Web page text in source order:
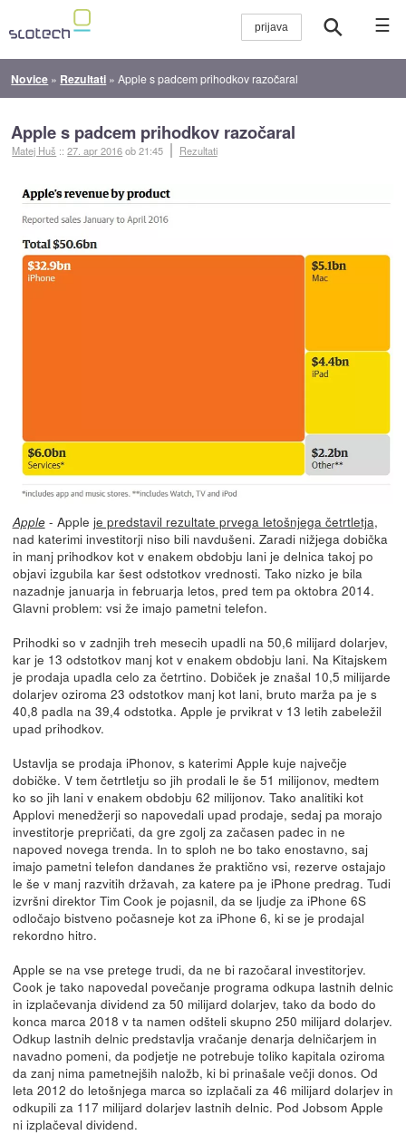
☰
Novice » Rezultati »Apple s padcem prihodkov razočaral
Apple s padcem prihodkov razočaral
Matej Huš ::27. apr 2016ob 21:45 Rezultati
Apple- Apple je predstavil rezultate prvega letošnjega četrtletja,
nad katerimi investitorji niso bili navdušeni. Zaradi nižjega dobička
in manj prihodkov kot v enakem obdobju lani je delnica takoj po
objavi izgubila kar šest odstotkov vrednosti. Tako nizko je bila
nazadnje januarja in februarja letos, pred tem pa oktobra 2014.
Glavni problem: vsi že imajo pametni telefon.
Prihodki so v zadnjih treh mesecih upadli na 50,6 milijard dolarjev,
kar je 13 odstotkov manj kot v enakem obdobju lani. Na Kitajskem
je prodaja upadla celo za četrtino. Dobiček je znašal 10,5 milijarde
dolarjev oziroma 23 odstotkov manj kot lani, bruto marža pa je s
40,8 padla na 39,4 odstotka. Apple je prvikrat v 13 letih zabeležil
upad prihodkov.
Ustavlja se prodaja iPhonov, s katerimi Apple kuje največje
dobičke. V tem četrtletju so jih prodali le še 51 milijonov, medtem
ko so jih lani v enakem obdobju 62 milijonov. Tako analitiki kot
Applovi menedžerji so napovedali upad prodaje, sedaj pa morajo
investitorje prepričati, da gre zgolj za začasen padec in ne
napoved novega trenda. In to sploh ne bo tako enostavno, saj
imajo pametni telefon dandanes že praktično vsi, rezerve ostajajo
le še v manj razvitih državah, za katere pa je iPhone predrag. Tudi
izvršni direktor Tim Cook je pojasnil, da se ljudje za iPhone 6S
odločajo bistveno počasneje kot za iPhone 6, ki se je prodajal
rekordno hitro.
Apple se na vse pretege trudi, da ne bi razočaral investitorjev.
Cook je tako napovedal povečanje programa odkupa lastnih delnic
in izplačevanja dividend za 50 milijard dolarjev, tako da bodo do
konca marca 2018 v ta namen odšteli skupno 250 milijard dolarjev.
Odkup lastnih delnic predstavlja vračanje denarja delničarjem in
navadno pomeni, da podjetje ne potrebuje toliko kapitala oziroma
da zanj nima pametnejših naložb, ki bi prinašale večji donos. Od
leta 2012 do letošnjega marca so izplačali za 46 milijard dolarjev in
odkupili za 117 milijard dolarjev lastnih delnic. Pod Jobsom Apple
ni izplačeval dividend.